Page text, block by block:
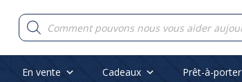
Recherche
de
produits
En vente Cadeaux Prêt-à-porter